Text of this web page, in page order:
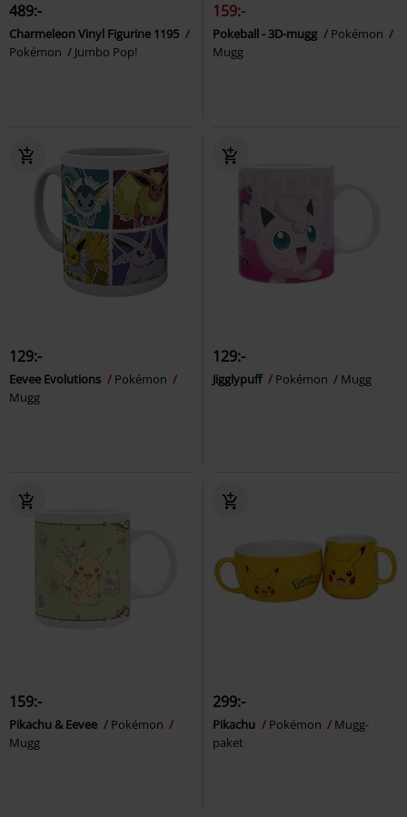
489:-
Charmeleon Vinyl Figurine 1195
Pokémon
Jumbo Pop!
159:-
Pokeball - 3D-mugg
Pokémon
Mugg
129:-
Eevee Evolutions
Pokémon
Mugg
129:-
Jigglypuff Pokémon Mugg
159:-
Pikachu & Eevee
Pokémon
Mugg
299:-
Pikachu Pokémon
Mugg-
paket